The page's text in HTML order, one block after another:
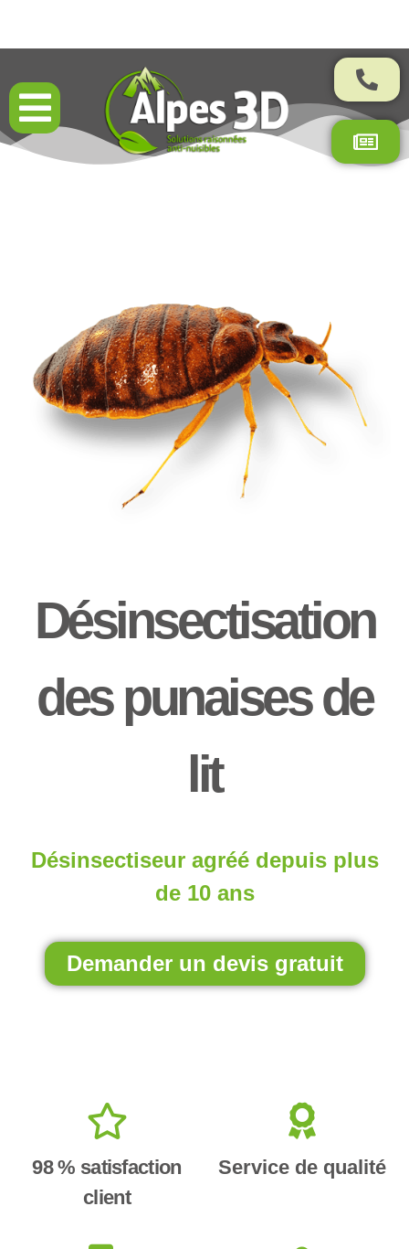
Désinsectisation
des punaises de
lit
Désinsectiseur agréé depuis plus
de 10 ans
Demander un devis gratuit
98 % satisfaction
client
Service de qualité